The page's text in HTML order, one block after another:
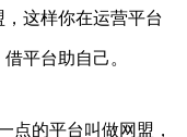
这样你在运营平台
平台助自己。
点的平台叫做网盟，